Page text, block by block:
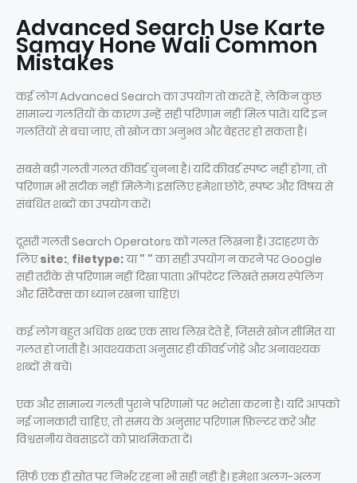
Advanced Search Use Karte
Samay Hone Wali Common
Mistakes
कई लोग Advanced Search का उपयोग तो करते हैं, लेकिन कुछ
सामान्य गलतियों के कारण उन्हें सही परिणाम नहीं मिल पाते। यदि इन
गलतियों से बचा जाए, तो खोज का अनुभव और बेहतर हो सकता है।
सबसे बड़ी गलती गलत कीवर्ड चुनना है। यदि कीवर्ड स्पष्ट नहीं होगा, तो
परिणाम भी सटीक नहीं मिलेंगे। इसलिए हमेशा छोटे, स्पष्ट और विषय से
संबंधित शब्दों का उपयोग करें।
दूसरी गलती Search Operators को गलत लिखना है। उदाहरण के
लिएsite:, filetype:या" "का सही उपयोग न करने पर Google
सही तरीके से परिणाम नहीं दिखा पाता। ऑपरेटर लिखते समय स्पेलिंग
और सिंटैक्स का ध्यान रखना चाहिए।
कई लोग बहुत अधिक शब्द एक साथ लिख देते हैं, जिससे खोज सीमित या
गलत हो जाती है। आवश्यकता अनुसार ही कीवर्ड जोड़ें और अनावश्यक
शब्दों से बचें।
एक और सामान्य गलती पुराने परिणामों पर भरोसा करना है। यदि आपको
नई जानकारी चाहिए, तो समय के अनुसार परिणाम फ़िल्टर करें और
विश्वसनीय वेबसाइटों को प्राथमिकता दें।
सिर्फ एक ही स्रोत पर निर्भर रहना भी सही नहीं है। हमेशा अलग-अलग